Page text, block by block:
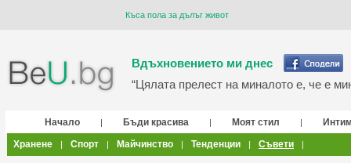
Къса пола за дълъг живот
Вдъхновението ми днес
“Цялата прелест на миналото е, че е
Начало | Бъди красива | Моят стил |
Хранене
| Спорт | Майчинство | Тенденции | Съвети |